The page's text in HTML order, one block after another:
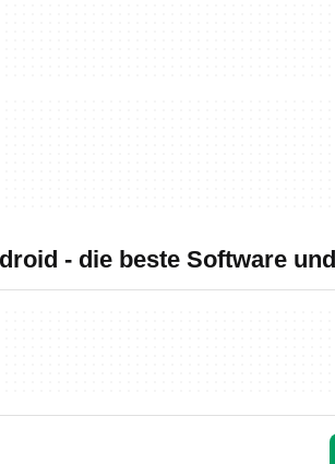
- die beste Software